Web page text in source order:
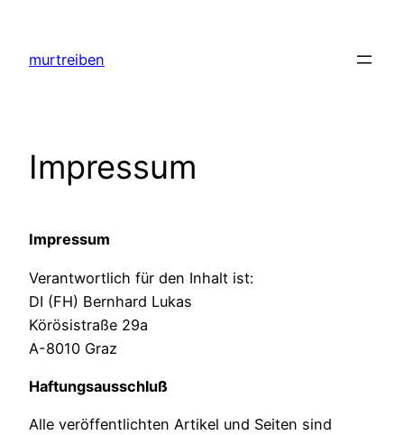
springen
murtreiben
Impressum
Impressum
Verantwortlich für den Inhalt ist:
DI (FH) Bernhard Lukas
Körösistraße 29a
A-8010 Graz
Haftungsausschluß
Alle veröffentlichten Artikel und Seiten sind